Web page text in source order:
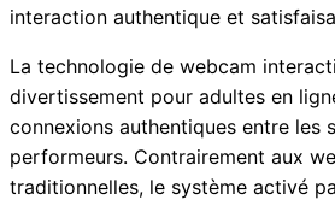
interaction authentique et
La technologie de webcam
divertissement pour adultes en
connexions authentiques entre les
performeurs. Contrairement aux
traditionnelles, le système activé